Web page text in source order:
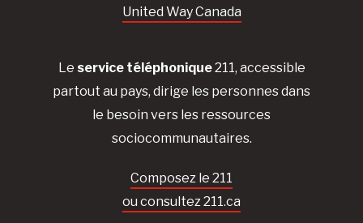
United Way Canada
Le service téléphonique211, accessible
partout au pays, dirige les personnes dans
le besoin vers les ressources
sociocommunautaires.
Composez le 211
ou consultez 211.ca